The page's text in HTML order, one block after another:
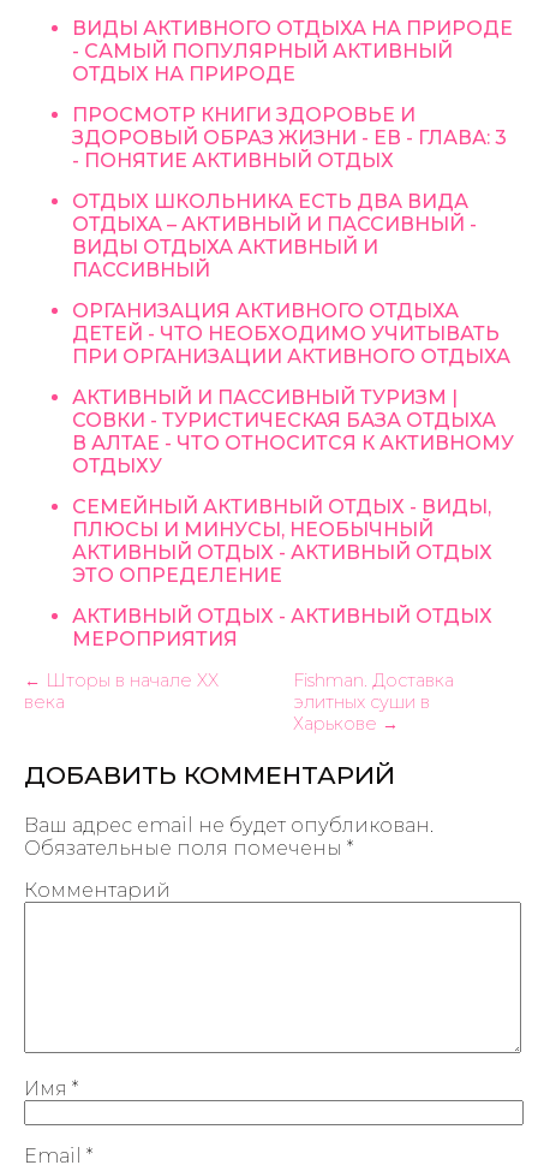
ВИДЫ АКТИВНОГО ОТДЫХА НА ПРИРОДЕ
- САМЫЙ ПОПУЛЯРНЫЙ АКТИВНЫЙ
ОТДЫХ НА ПРИРОДЕ
ПРОСМОТР КНИГИ ЗДОРОВЬЕ И
ЗДОРОВЫЙ ОБРАЗ ЖИЗНИ - ЕВ - ГЛАВА: 3
- ПОНЯТИЕ АКТИВНЫЙ ОТДЫХ
ОТДЫХ ШКОЛЬНИКА ЕСТЬ ДВА ВИДА
ОТДЫХА – АКТИВНЫЙ И ПАССИВНЫЙ -
ВИДЫ ОТДЫХА АКТИВНЫЙ И
ПАССИВНЫЙ
ОРГАНИЗАЦИЯ АКТИВНОГО ОТДЫХА
ДЕТЕЙ - ЧТО НЕОБХОДИМО УЧИТЫВАТЬ
ПРИ ОРГАНИЗАЦИИ АКТИВНОГО ОТДЫХА
АКТИВНЫЙ И ПАССИВНЫЙ ТУРИЗМ |
СОВКИ - ТУРИСТИЧЕСКАЯ БАЗА ОТДЫХА
В АЛТАЕ - ЧТО ОТНОСИТСЯ К АКТИВНОМУ
ОТДЫХУ
СЕМЕЙНЫЙ АКТИВНЫЙ ОТДЫХ - ВИДЫ,
ПЛЮСЫ И МИНУСЫ, НЕОБЫЧНЫЙ
АКТИВНЫЙ ОТДЫХ - АКТИВНЫЙ ОТДЫХ
ЭТО ОПРЕДЕЛЕНИЕ
АКТИВНЫЙ ОТДЫХ - АКТИВНЫЙ ОТДЫХ
МЕРОПРИЯТИЯ
← Шторы в начале XX
века
Fishman. Доставка
элитных суши в
Харькове →
ДОБАВИТЬ КОММЕНТАРИЙ
Ваш адрес email не будет опубликован.
Обязательные поля помечены *
Комментарий
Имя *
Email *